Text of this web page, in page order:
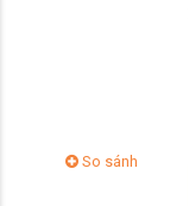
So sánh